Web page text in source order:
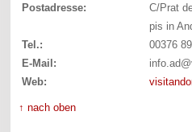
Postadresse:
C/Prat
pis in
Tel.:
00376
E-Mail:
Web:
↑ nach oben